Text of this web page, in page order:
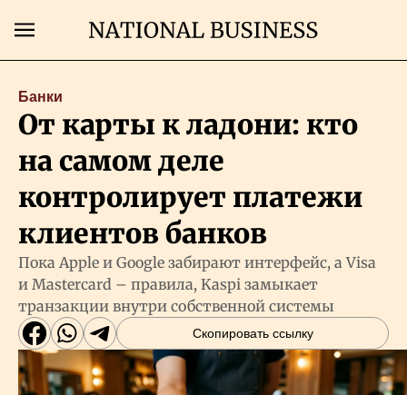
Главная
Бизнес
Рынки
Технологии
Банки
От карты к ладони: кто
на самом деле
контролирует платежи
клиентов банков
Пока Apple и Google забирают интерфейс, а Visa
и Mastercard – правила, Kaspi замыкает
транзакции внутри собственной системы
Скопировать ссылку